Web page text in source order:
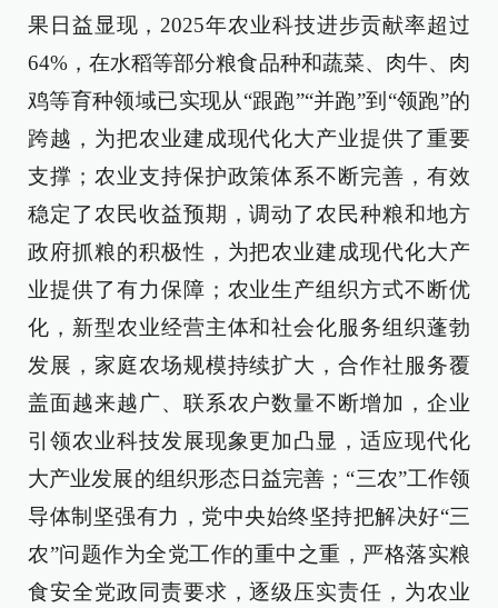
果日益显现，2025年农业科技进步贡献率超过
64%，在水稻等部分粮食品种和蔬菜、肉牛、肉
鸡等育种领域已实现从“跟跑”“并跑”到“领跑”的
跨越，为把农业建成现代化大产业提供了重要
支撑；农业支持保护政策体系不断完善，有效
稳定了农民收益预期，调动了农民种粮和地方
政府抓粮的积极性，为把农业建成现代化大产
业提供了有力保障；农业生产组织方式不断优
化，新型农业经营主体和社会化服务组织蓬勃
发展，家庭农场规模持续扩大，合作社服务覆
盖面越来越广、联系农户数量不断增加，企业
引领农业科技发展现象更加凸显，适应现代化
大产业发展的组织形态日益完善；“三农”工作领
导体制坚强有力，党中央始终坚持把解决好“三
农”问题作为全党工作的重中之重，严格落实粮
食安全党政同责要求，逐级压实责任，为农业